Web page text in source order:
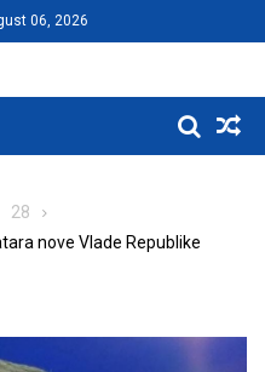
06, 2026
28
nove Vlade Republike